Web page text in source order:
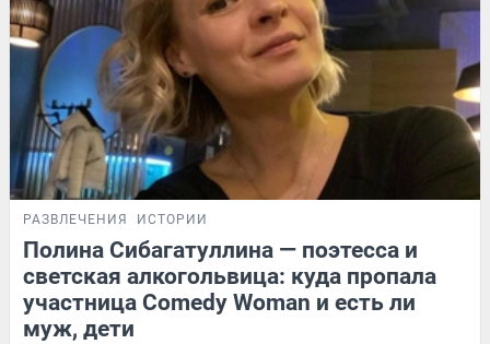
РАЗВЛЕЧЕНИЯ ИСТОРИИ
Полина Сибагатуллина — поэтесса и
светская алкогольвица: куда пропала
участница Comedy Woman и есть ли
муж, дети